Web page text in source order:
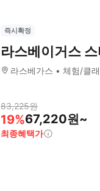
즉시확정
라스베이거스
라스베가스 체험/클
83,225원
19%67,220원~
최종혜택가